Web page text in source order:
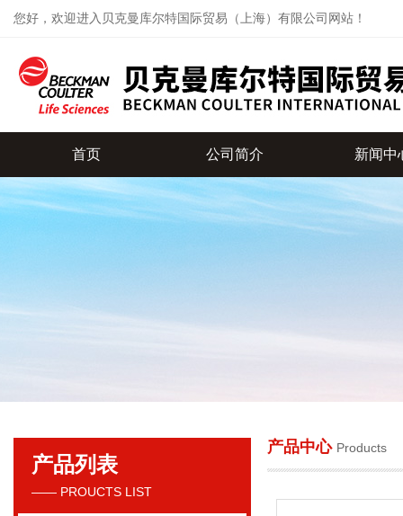
您好，欢迎进入贝克曼库尔特国际贸易（上海）有限公司网站！
贝克曼库尔特国际贸易（上海）有限公司
首页 公司简介 新闻中
产品列表
—— PROUCTS LIST
产品中心 Products